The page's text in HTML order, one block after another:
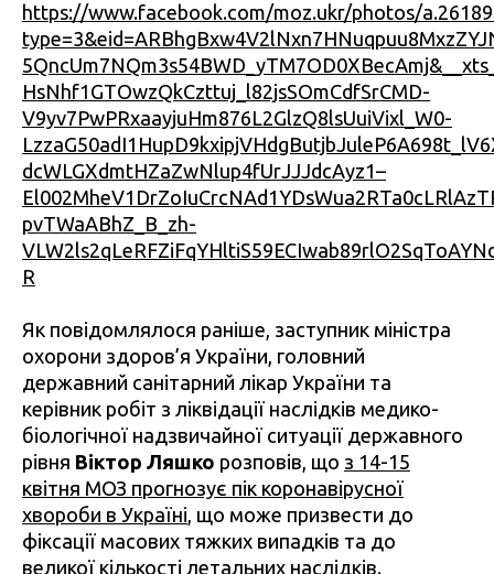
https://www.facebook.com/moz.ukr/photos/
HsNhf1GTOwzQkCzttuj_l82jsSOmCdfSrCMD-
V9yv7PwPRxaayjuHm876L2GlzQ8lsUuiVixl_W0-
dcWLGXdmtHZaZwNlup4fUrJJJdcAyz1–
pvTWaABhZ_B_zh-
R
Як повідомлялося раніше, заступник міністра
охорони здоров’я України, головний
державний санітарний лікар України та
керівник робіт з ліквідації наслідків медико-
біологічної надзвичайної ситуації державного
рівня Віктор Ляшко розповів, що з 14-15
квітня МОЗ прогнозує пік коронавірусної
хвороби в Україні, що може призвести до
фіксації масових тяжких випадків та до
великої кількості летальних наслідків.